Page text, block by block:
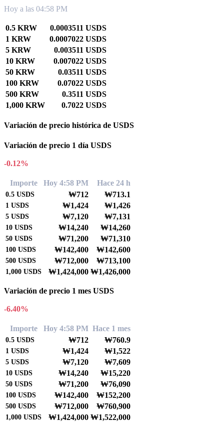
Hoy a las 04:58 PM
0.5 KRW
0.0003511 USDS
1 KRW
0.0007022 USDS
5 KRW
0.003511 USDS
10 KRW
0.007022 USDS
50 KRW
0.03511 USDS
100 KRW
0.07022 USDS
500 KRW
0.3511 USDS
1,000 KRW
0.7022 USDS
Variación de precio histórica de USDS
Variación de precio 1 día USDS
-0.12%
Importe Hoy 4:58 PM Hace 24 h
0.5 USDS ₩712 ₩713.1
1 USDS ₩1,424 ₩1,426
5 USDS ₩7,120 ₩7,131
10 USDS ₩14,240 ₩14,260
50 USDS ₩71,200 ₩71,310
100 USDS ₩142,400 ₩142,600
500 USDS ₩712,000 ₩713,100
1,000 USDS ₩1,424,000 ₩1,426,000
Variación de precio 1 mes USDS
-6.40%
Importe Hoy 4:58 PM Hace 1 mes
0.5 USDS ₩712 ₩760.9
1 USDS ₩1,424 ₩1,522
5 USDS ₩7,120 ₩7,609
10 USDS ₩14,240 ₩15,220
50 USDS ₩71,200 ₩76,090
100 USDS ₩142,400 ₩152,200
500 USDS ₩712,000 ₩760,900
1,000 USDS ₩1,424,000 ₩1,522,000